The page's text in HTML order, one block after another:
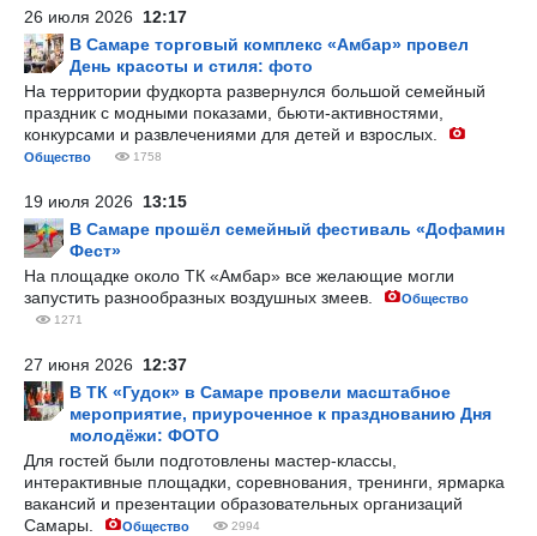
26 июля 2026 12:17
В Самаре торговый комплекс «Амбар» провел
День красоты и стиля: фото
На территории фудкорта развернулся большой семейный
праздник с модными показами, бьюти-активностями,
конкурсами и развлечениями для детей и взрослых.
Общество 1758
19 июля 2026 13:15
В Самаре прошёл семейный фестиваль «Дофамин
Фест»
На площадке около ТК «Амбар» все желающие могли
запустить разнообразных воздушных змеев.
Общество
1271
27 июня 2026 12:37
В ТК «Гудок» в Самаре провели масштабное
мероприятие, приуроченное к празднованию Дня
молодёжи: ФОТО
Для гостей были подготовлены мастер-классы,
интерактивные площадки, соревнования, тренинги, ярмарка
вакансий и презентации образовательных организаций
Самары.
Общество 2994